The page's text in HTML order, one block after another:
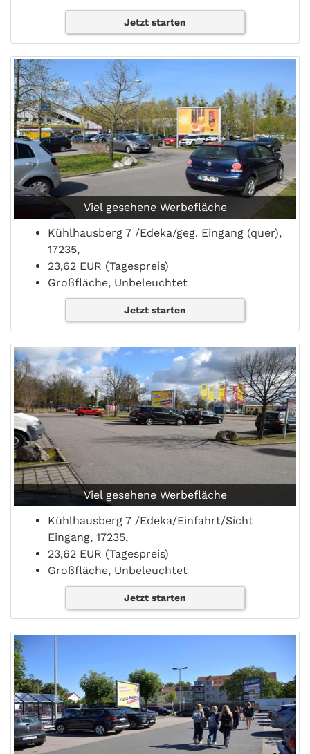
Jetzt starten
Viel gesehene Werbefläche
Kühlhausberg 7 /Edeka/geg. Eingang (quer),
17235,
23,62 EUR (Tagespreis)
Großfläche, Unbeleuchtet
Jetzt starten
Viel gesehene Werbefläche
Kühlhausberg 7 /Edeka/Einfahrt/Sicht
Eingang, 17235,
23,62 EUR (Tagespreis)
Großfläche, Unbeleuchtet
Jetzt starten